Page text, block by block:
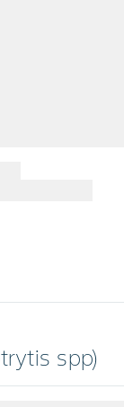
spp)